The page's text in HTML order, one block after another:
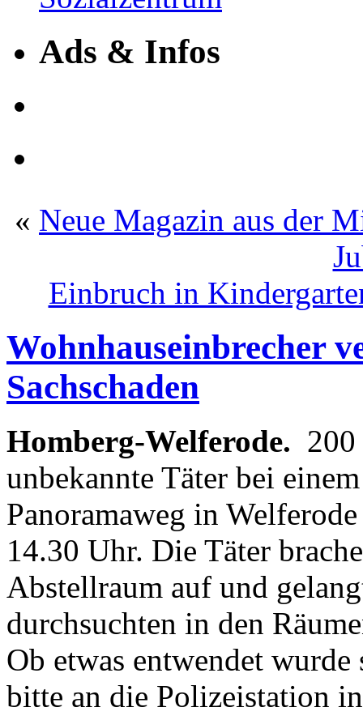
Ads & Infos
« Neue Magazin aus der
Einbruch in
Wohnhauseinbrecher
Sachschaden
Homberg-Welferode. 200
unbekannte Täter bei
Panoramaweg in
14.30 Uhr. Die Täter
Abstellraum auf und
durchsuchten in den
Ob etwas entwendet
bitte an die Polizeistation